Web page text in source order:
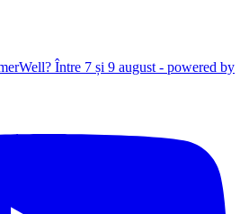
Între 7 și 9 august - powered by